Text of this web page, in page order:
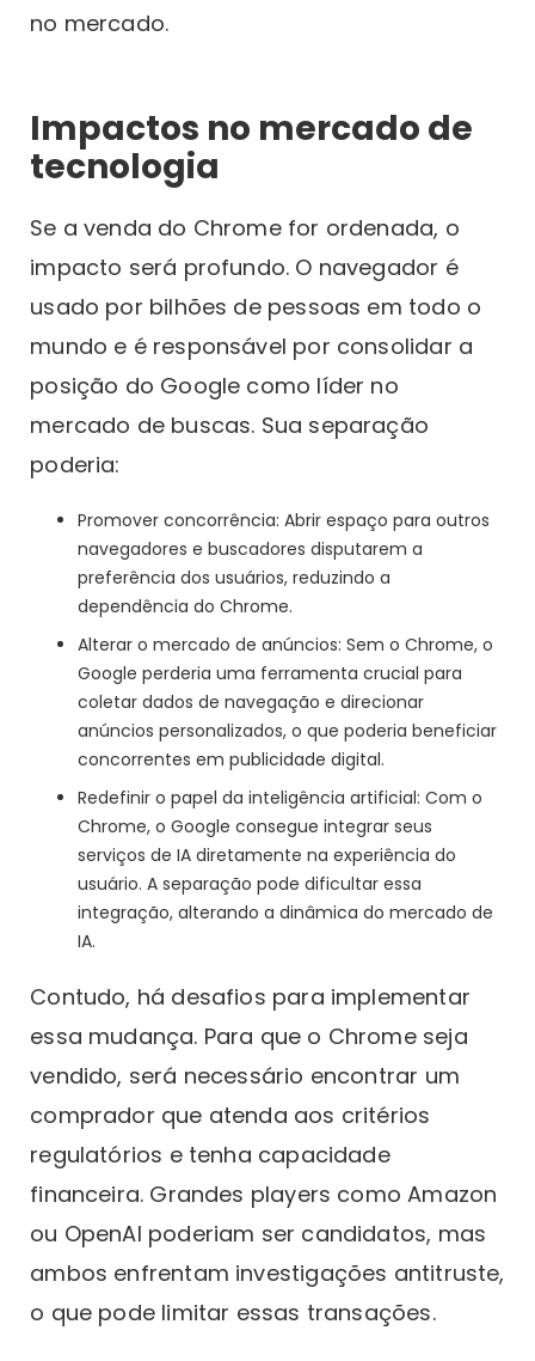
no mercado.
Impactos no mercado de
tecnologia
Se a venda do Chrome for ordenada, o
impacto será profundo. O navegador é
usado por bilhões de pessoas em todo o
mundo e é responsável por consolidar a
posição do Google como líder no
mercado de buscas. Sua separação
poderia:
Promover concorrência: Abrir espaço para outros
navegadores e buscadores disputarem a
preferência dos usuários, reduzindo a
dependência do Chrome.
Alterar o mercado de anúncios: Sem o Chrome, o
Google perderia uma ferramenta crucial para
coletar dados de navegação e direcionar
anúncios personalizados, o que poderia beneficiar
concorrentes em publicidade digital.
Redefinir o papel da inteligência artificial: Com o
Chrome, o Google consegue integrar seus
serviços de IA diretamente na experiência do
usuário. A separação pode dificultar essa
integração, alterando a dinâmica do mercado de
IA.
Contudo, há desafios para implementar
essa mudança. Para que o Chrome seja
vendido, será necessário encontrar um
comprador que atenda aos critérios
regulatórios e tenha capacidade
financeira. Grandes players como Amazon
ou OpenAI poderiam ser candidatos, mas
ambos enfrentam investigações antitruste,
o que pode limitar essas transações.